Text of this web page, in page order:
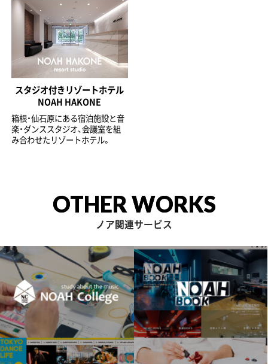
スタジオ付きリゾートホテル
NOAH HAKONE
箱根・仙石原にある宿泊施設と音
楽・ダンススタジオ、会議室を組
み合わせたリゾートホテル。
OTHER WORKS
ノア関連サービス